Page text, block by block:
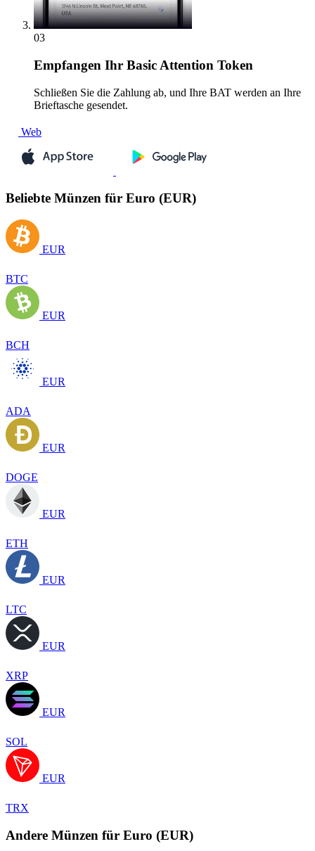
03
Empfangen Ihr Basic Attention Token
Schließen Sie die Zahlung ab, und Ihre BAT werden an Ihre
Brieftasche gesendet.
Web
Beliebte Münzen für Euro (EUR)
EUR
BTC
EUR
BCH
EUR
ADA
EUR
DOGE
EUR
ETH
EUR
LTC
EUR
XRP
EUR
SOL
EUR
TRX
Andere Münzen für Euro (EUR)